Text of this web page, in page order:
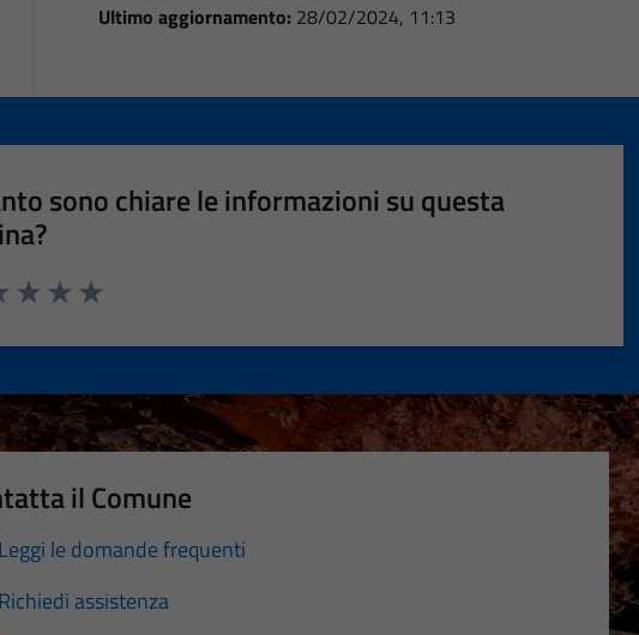
Ultimo aggiornamento: 28/02/2024, 11:13
sono chiare le informazioni su questa
il Comune
Leggi le domande frequenti
Richiedi assistenza